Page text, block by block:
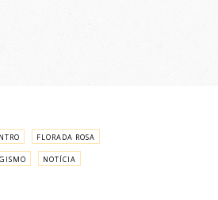
FLORADA ROSA
NOTÍCIA